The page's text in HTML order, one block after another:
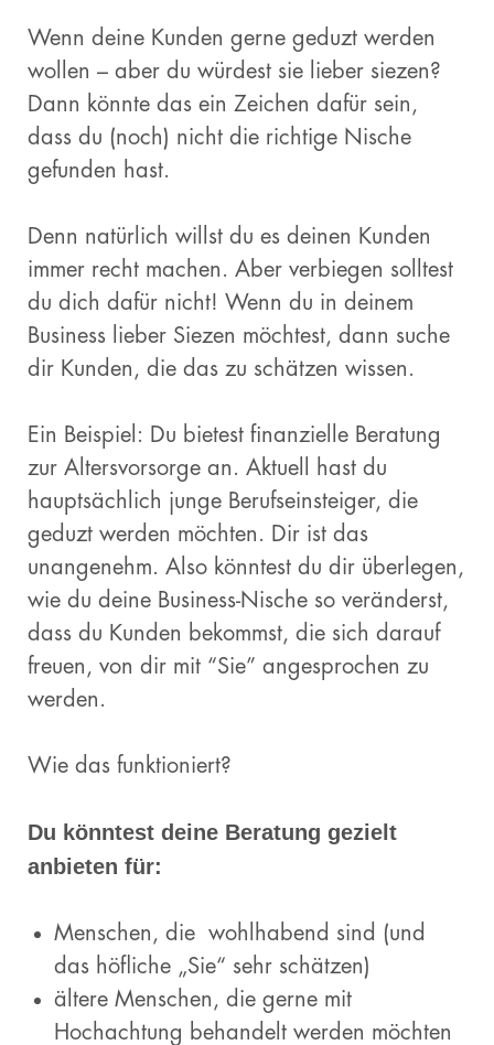
Wenn deine Kunden gerne geduzt werden
wollen – aber du würdest sie lieber siezen?
Dann könnte das ein Zeichen dafür sein,
dass du (noch) nicht die richtige Nische
gefunden hast.
Denn natürlich willst du es deinen Kunden
immer recht machen. Aber verbiegen solltest
du dich dafür nicht! Wenn du in deinem
Business lieber Siezen möchtest, dann suche
dir Kunden, die das zu schätzen wissen.
Ein Beispiel: Du bietest finanzielle Beratung
zur Altersvorsorge an. Aktuell hast du
hauptsächlich junge Berufseinsteiger, die
geduzt werden möchten. Dir ist das
unangenehm. Also könntest du dir überlegen,
wie du deine Business-Nische so veränderst,
dass du Kunden bekommst, die sich darauf
freuen, von dir mit “Sie” angesprochen zu
werden.
Wie das funktioniert?
Du könntest deine Beratung gezielt
anbieten für:
Menschen, die wohlhabend sind (und
das höfliche „Sie“ sehr schätzen)
ältere Menschen, die gerne mit
Hochachtung behandelt werden möchten